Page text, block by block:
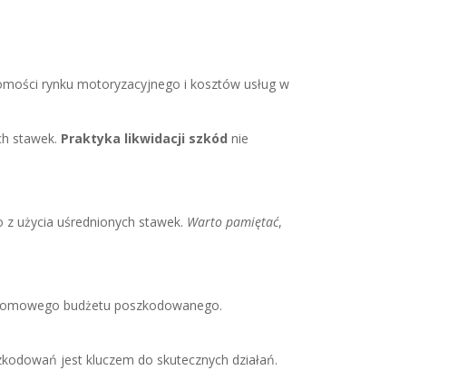
rynku motoryzacyjnego i kosztów usług w
stawek. Praktyka likwidacji szkód nie
użycia uśrednionych stawek. Warto pamiętać,
budżetu poszkodowanego.
jest kluczem do skutecznych działań.